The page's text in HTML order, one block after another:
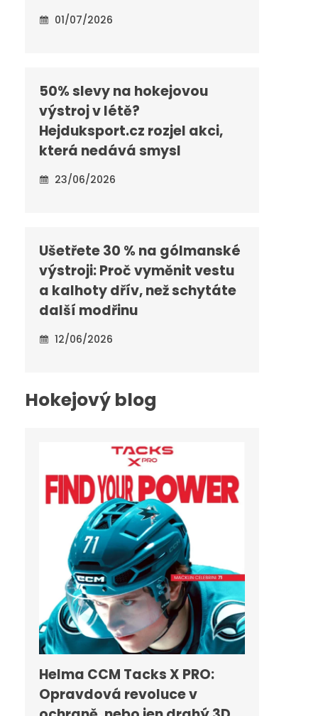
01/07/2026
50% slevy na hokejovou
výstroj v létě?
Hejduksport.cz rozjel akci,
která nedává smysl
23/06/2026
Ušetřete 30 % na gólmanské
výstroji: Proč vyměnit vestu
a kalhoty dřív, než schytáte
další modřinu
12/06/2026
Hokejový blog
Helma CCM Tacks X PRO:
Opravdová revoluce v